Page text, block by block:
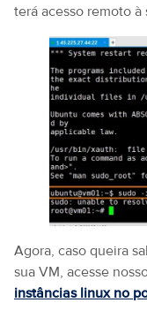
terá acesso remoto
Agora, caso queira
sua VM, acesse
instâncias linux no